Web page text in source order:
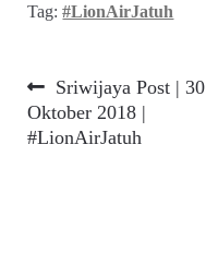
Tag:#LionAirJatuh
Navigasi
pos
Previous
post:
Sriwijaya Post | 30
Oktober 2018 |
#LionAirJatuh